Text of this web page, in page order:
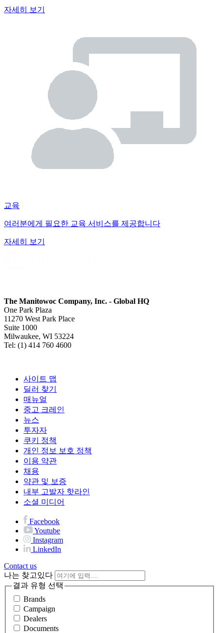
자세히 보기
교육
여러분에게 필요한 교육 서비스를 제공합니다
자세히 보기
The Manitowoc Company, Inc. - Global HQ
One Park Plaza
11270 West Park Place
Suite 1000
Milwaukee, WI 53224
Tel: (1) 414 760 4600
사이트 맵
딜러 찾기
매뉴얼
중고 크레인
뉴스
투자자
쿠키 정책
개인 정보 보호 정책
이용 약관
채용
약관 및 보증
내부 고발자 핫라인
소셜 미디어
Facebook
Youtube
Instagram
LinkedIn
Contact us
나는 찾고있다
결과 유형 선택
Brands
Campaign
Dealers
Documents